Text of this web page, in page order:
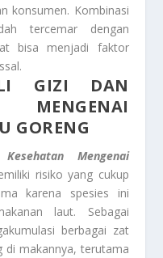
konsumen. Kombinasi
tercemar dengan
bisa menjadi faktor
GIZI DAN
GORENG
Mengenai
risiko yang cukup
karena spesies ini
laut. Sebagai
berbagai zat
di makannya, terutama